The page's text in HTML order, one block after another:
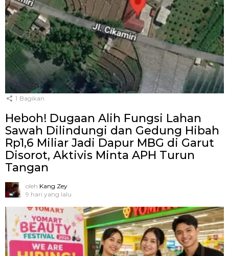
1 Bagikan
Heboh! Dugaan Alih Fungsi Lahan
Sawah Dilindungi dan Gedung Hibah
Rp1,6 Miliar Jadi Dapur MBG di Garut
Disorot, Aktivis Minta APH Turun
Tangan
oleh Kang Zey
9 hari yang lalu